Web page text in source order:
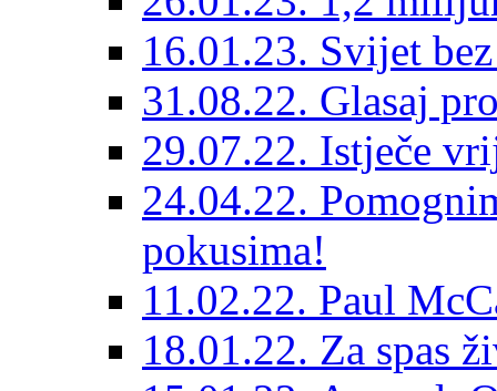
16.01.23. Svijet
31.08.22. Glasaj
29.07.22. Istječe
24.04.22.
pokusima!
11.02.22. Paul
18.01.22. Za spas